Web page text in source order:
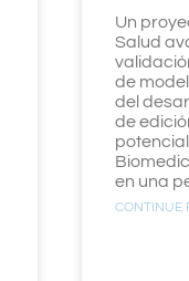
Un
Salud
de
del
de
en una
CONTINUE